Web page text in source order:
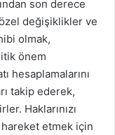
son derece
değişiklikler ve
olmak,
önem
hesaplamalarını
takip ederek,
Haklarınızı
etmek için